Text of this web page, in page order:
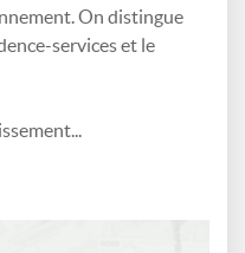
On distingue
services et le